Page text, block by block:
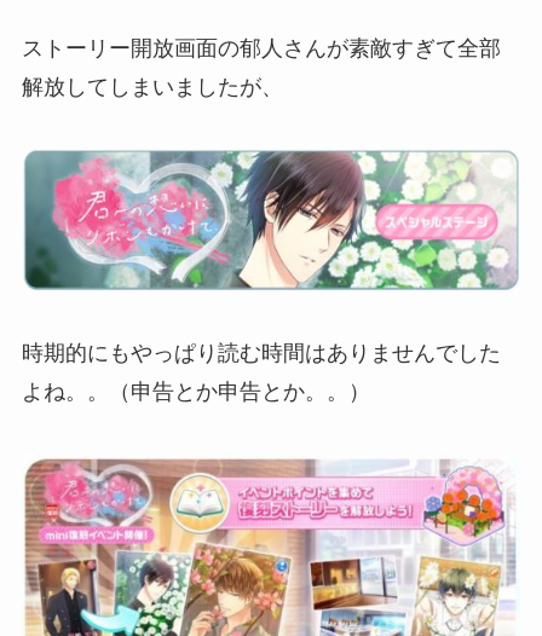
ストーリー開放画面の郁人さんが素敵すぎて全部
解放してしまいましたが、
時期的にもやっぱり読む時間はありませんでした
よね。。（申告とか申告とか。。）